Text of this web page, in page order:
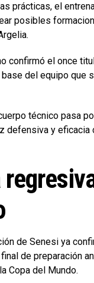
prácticas, el
posibles
confirmó el once
del equipo que
técnico pasa
defensiva y eficacia
de Senesi ya
de preparación
Copa del Mundo.